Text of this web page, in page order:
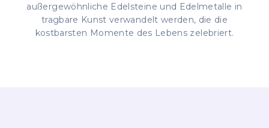
außergewöhnliche Edelsteine und Edelmetalle in
tragbare Kunst verwandelt werden, die die
kostbarsten Momente des Lebens zelebriert.